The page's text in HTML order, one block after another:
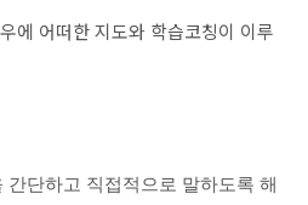
에 어떠한 지도와 학습코칭이 이루
단하고 직접적으로 말하도록 해